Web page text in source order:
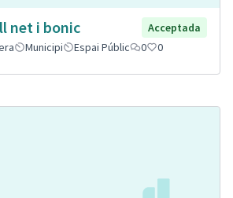
net i bonic
Acceptada
Municipi Espai Públic 0 0